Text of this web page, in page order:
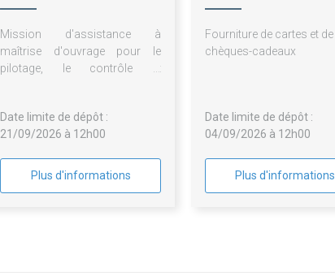
Mission d'assistance à
maîtrise d'ouvrage pour le
pilotage, le contrôle et
des laboratoires pédagogiques
alimentaires de la CMA Hauts-
Date limite de dépôt :
21/09/2026 à 12h00
Plus d'informations
Fourniture de cartes et de
chèques-cadeaux
Date limite de dépôt :
04/09/2026 à 12h00
Plus d'informations